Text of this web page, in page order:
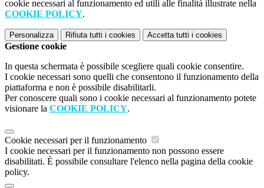
cookie necessari al funzionamento ed utili alle finalità illustrate nella
COOKIE POLICY.
Personalizza Rifiuta tutti i cookies Accetta tutti i cookies
Gestione cookie
In questa schermata è possibile scegliere quali cookie consentire.
I cookie necessari sono quelli che consentono il funzionamento della
piattaforma e non è possibile disabilitarli.
Per conoscere quali sono i cookie necessari al funzionamento potete
visionare la COOKIE POLICY.
Cookie necessari per il funzionamento
I cookie necessari per il funzionamento non possono essere
disabilitati. È possibile consultare l'elenco nella pagina della cookie
policy.